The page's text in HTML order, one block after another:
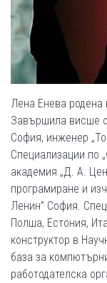
Лена Енева родена
Завършила висше
София, инженер
Специализации по
академия „Д. А.
програмиране и
Ленин” София.
Полша, Естония,
конструктор в
база за
работодателска